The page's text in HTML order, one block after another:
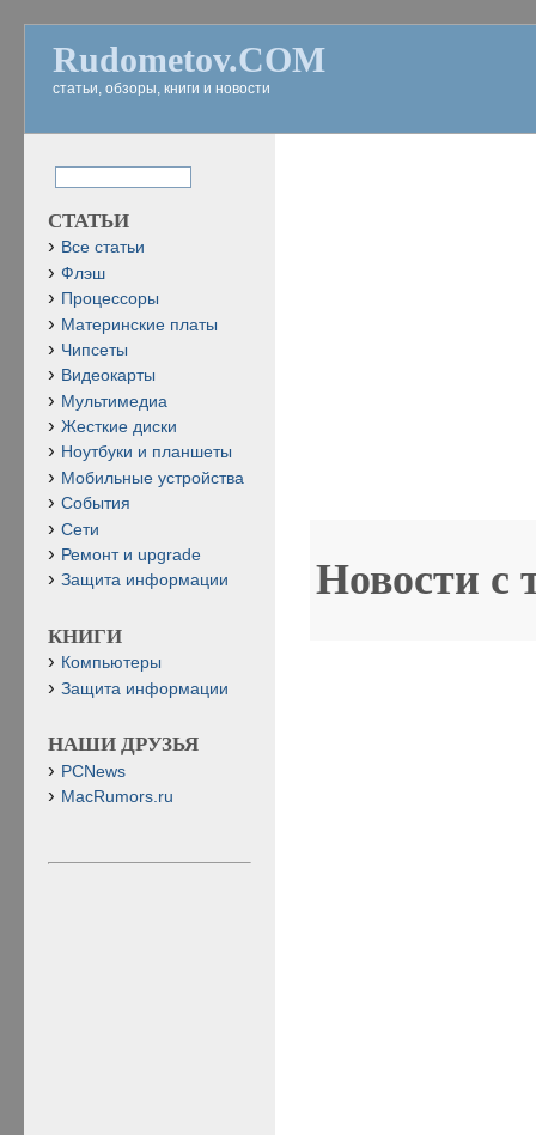
Rudometov.COM
статьи, обзоры, книги и новости
Новости с
СТАТЬИ
Все статьи
Флэш
Процессоры
Материнские платы
Чипсеты
Видеокарты
Мультимедиа
Жесткие диски
Ноутбуки и планшеты
Мобильные устройства
События
Сети
Ремонт и upgrade
Защита информации
КНИГИ
Компьютеры
Защита информации
НАШИ ДРУЗЬЯ
PCNews
MacRumors.ru